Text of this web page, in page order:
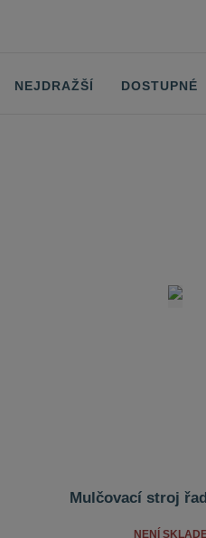
NEJDRAŽŠÍ DOSTUPNÉ
Mulčovací stroj
NENÍ